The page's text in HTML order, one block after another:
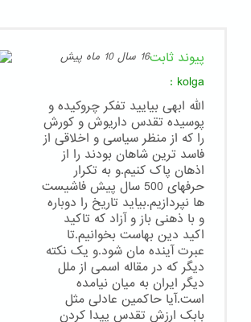
پیوند ثابت16 سال 10 ماه پیش
kolga
:
الله ابهی بیایید تفکر چروکیده و
پوسیده تقدس داریوش و کورش
را که از منظر سیاسی و اخلاقی از
فاسد ترین شاهان بودند را از
اذهان پاک کنیم.و به تکرار
حرفهای 500 سال پیش فاشیست
ها نپردازیم.بیاید تاریخ را دوباره
و با ذهنی باز و آزاد که تاکید
اکید دین بهاست بخوانیم.تا
عبرت آینده مان شود.و یک نکته
دیگر که در مقاله اسمی از ملل
دیگر ایران به میان نیامده
است.آیا حاکمین عادلی مثل
بابک ارزش تقدس پیدا کردن